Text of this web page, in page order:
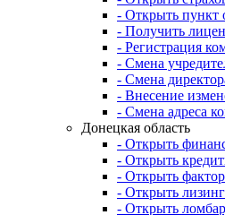
- Открыть пункт
- Получить
- Регистрация
- Смена
- Смена
- Внесение
- Смена адреса
Донецкая область
- Открыть
- Открыть
- Открыть
- Открыть
- Открыть